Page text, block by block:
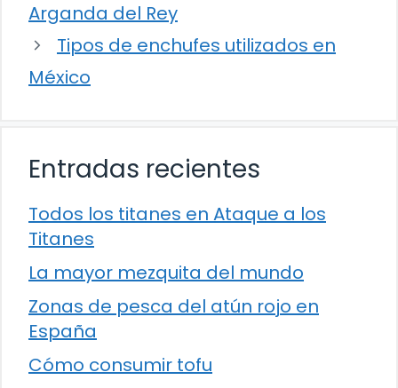
Arganda del Rey
Tipos de enchufes utilizados en
México
Entradas recientes
Todos los titanes en Ataque a los
Titanes
La mayor mezquita del mundo
Zonas de pesca del atún rojo en
España
Cómo consumir tofu